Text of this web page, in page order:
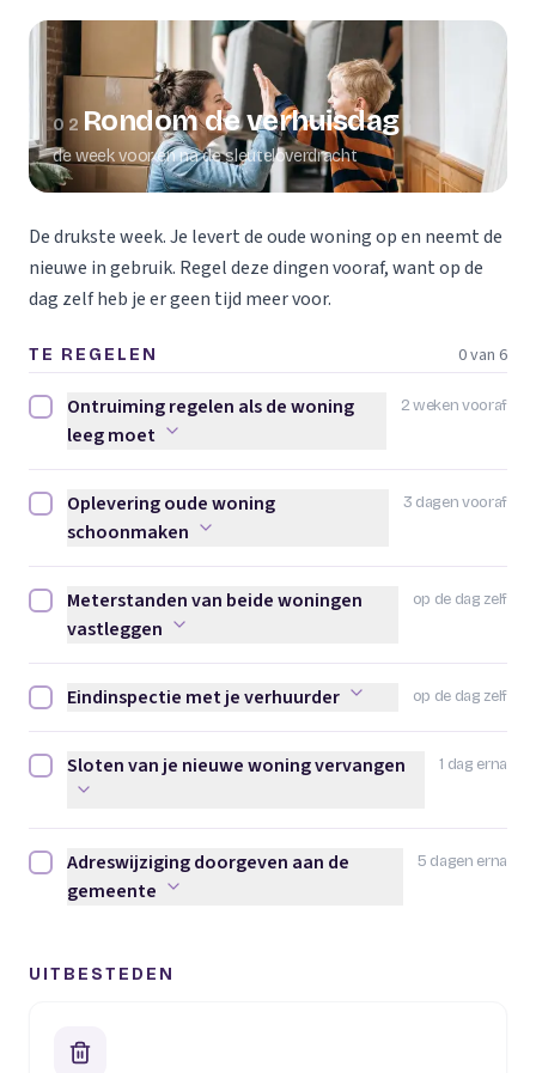
02 Rondom de verhuisdag
de week voor en na de sleuteloverdracht
De drukste week. Je levert de oude woning op en neemt de
nieuwe in gebruik. Regel deze dingen vooraf, want op de
dag zelf heb je er geen tijd meer voor.
TE REGELEN 0 van 6
2 weken vooraf
Ontruiming regelen als de woning leeg moet afvinken
Ontruiming regelen als de woning
leeg moet
3 dagen vooraf
Oplevering oude woning schoonmaken afvinken
Oplevering oude woning
schoonmaken
op de dag zelf
Meterstanden van beide woningen vastleggen afvinken
Meterstanden van beide woningen
vastleggen
op de dag zelf
Eindinspectie met je verhuurder afvinken
Eindinspectie met je verhuurder
1 dag erna
Sloten van je nieuwe woning vervangen afvinken
Sloten van je nieuwe woning vervangen
5 dagen erna
Adreswijziging doorgeven aan de gemeente afvinken
Adreswijziging doorgeven aan de
gemeente
UITBESTEDEN